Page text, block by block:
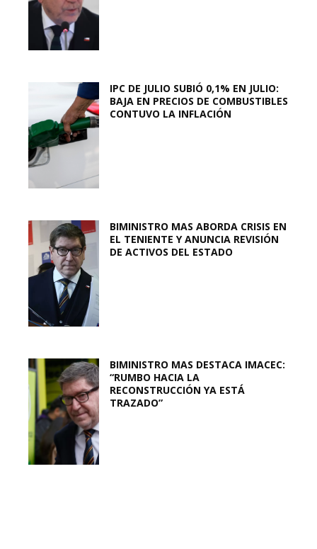
IPC DE JULIO SUBIÓ 0,1% EN JULIO:
BAJA EN PRECIOS DE COMBUSTIBLES
CONTUVO LA INFLACIÓN
BIMINISTRO MAS ABORDA CRISIS EN
EL TENIENTE Y ANUNCIA REVISIÓN
DE ACTIVOS DEL ESTADO
BIMINISTRO MAS DESTACA IMACEC:
“RUMBO HACIA LA
RECONSTRUCCIÓN YA ESTÁ
TRAZADO”